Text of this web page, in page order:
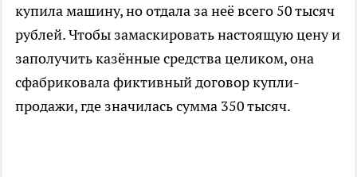
купила машину, но отдала за неё всего 50 тысяч
рублей. Чтобы замаскировать настоящую цену и
заполучить казённые средства целиком, она
сфабриковала фиктивный договор купли-
продажи, где значилась сумма 350 тысяч.